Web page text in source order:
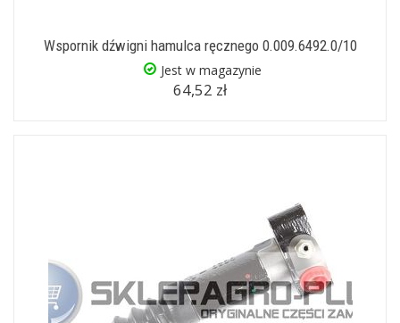
Wspornik dźwigni hamulca ręcznego 0.009.6492.0/10
Jest w magazynie
64,52 zł